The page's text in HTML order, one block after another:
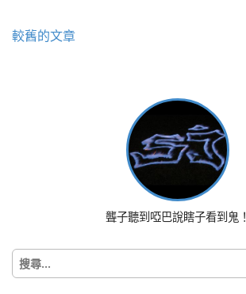
文
較舊的文章
聾子聽到啞巴說瞎子看到鬼！
搜
尋